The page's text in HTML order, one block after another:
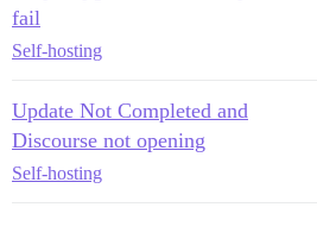
fail
Self-hosting
Update Not Completed and
Discourse not opening
Self-hosting